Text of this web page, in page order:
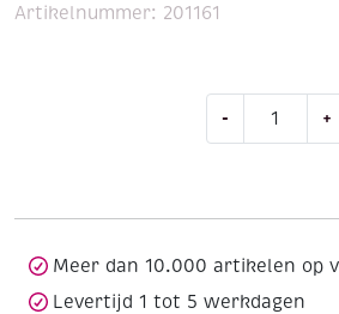
-
24ml
+
Artikelnummer: 201161
Meer dan 10.000 artikelen op
Levertijd 1 tot 5 werkdagen